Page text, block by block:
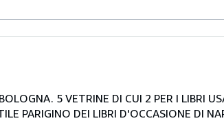
5 VETRINE DI CUI 2 PER I LIBRI
PARIGINO DEI LIBRI D'OCCASIONE DI